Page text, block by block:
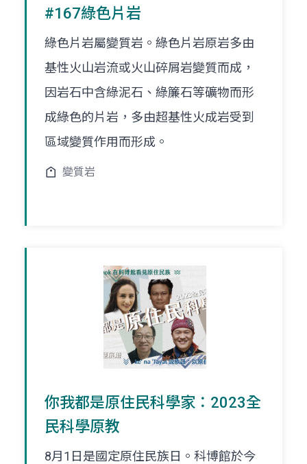
#167綠色片岩
綠色片岩屬變質岩。綠色片岩原岩多由
基性火山岩流或火山碎屑岩變質而成，
因岩石中含綠泥石、綠簾石等礦物而形
成綠色的片岩，多由超基性火成岩受到
區域變質作用而形成。
變質岩
你我都是原住民科學家：2023全
民科學原教
8月1日是國定原住民族日。科博館於今